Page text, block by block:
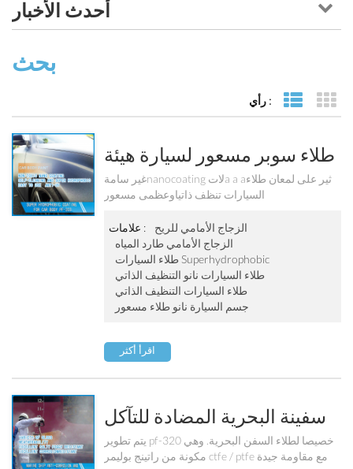
أحدث الأخبار
بحث
رأي : القائمة
طلاء سوبر مسعور لسيارة هيئة
Pf-303
غير سامةnanocoating لاتa a aثير على لمعان طلاء
السيارات تنظف ذاتياوعظمى مسعور
علامات :
الزجاج الأمامي للريح
الزجاج الأمامي طارد المياه
طلاء السيارات Superhydrophobic
طلاء السيارات نانو التنظيف الذاتي
طلاء السيارات التنظيف الذاتي
جسم السيارة نانو طلاء مسعور
اقرأ أكثر
سفينة البحرية المضادة للتآكل
والطلاء المانعة Pf-320
يتم تطوير pf-320 خصيصا لطلاء السفن البحرية. وهي
مكونة من راتينج بوليمر ctfe / ptfe مع مقاومة جيدة